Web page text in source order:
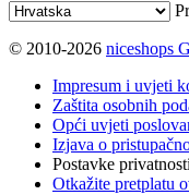
© 2010-2026 niceshops
Impresum i uvjeti
Zaštita osobnih
Opći uvjeti
Izjava o
Postavke
Otkažite pretplatu